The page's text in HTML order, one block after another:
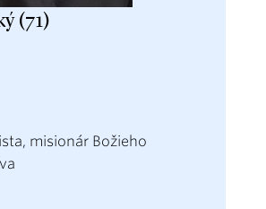
(71)
misionár Božieho